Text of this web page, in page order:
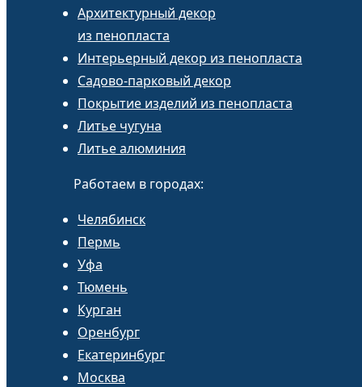
Архитектурный декор
из пенопласта
Интерьерный декор из пенопласта
Садово-парковый декор
Покрытие изделий из пенопласта
Литье чугуна
Литье алюминия
Работаем в городах:
Челябинск
Пермь
Уфа
Тюмень
Курган
Оренбург
Екатеринбург
Москва